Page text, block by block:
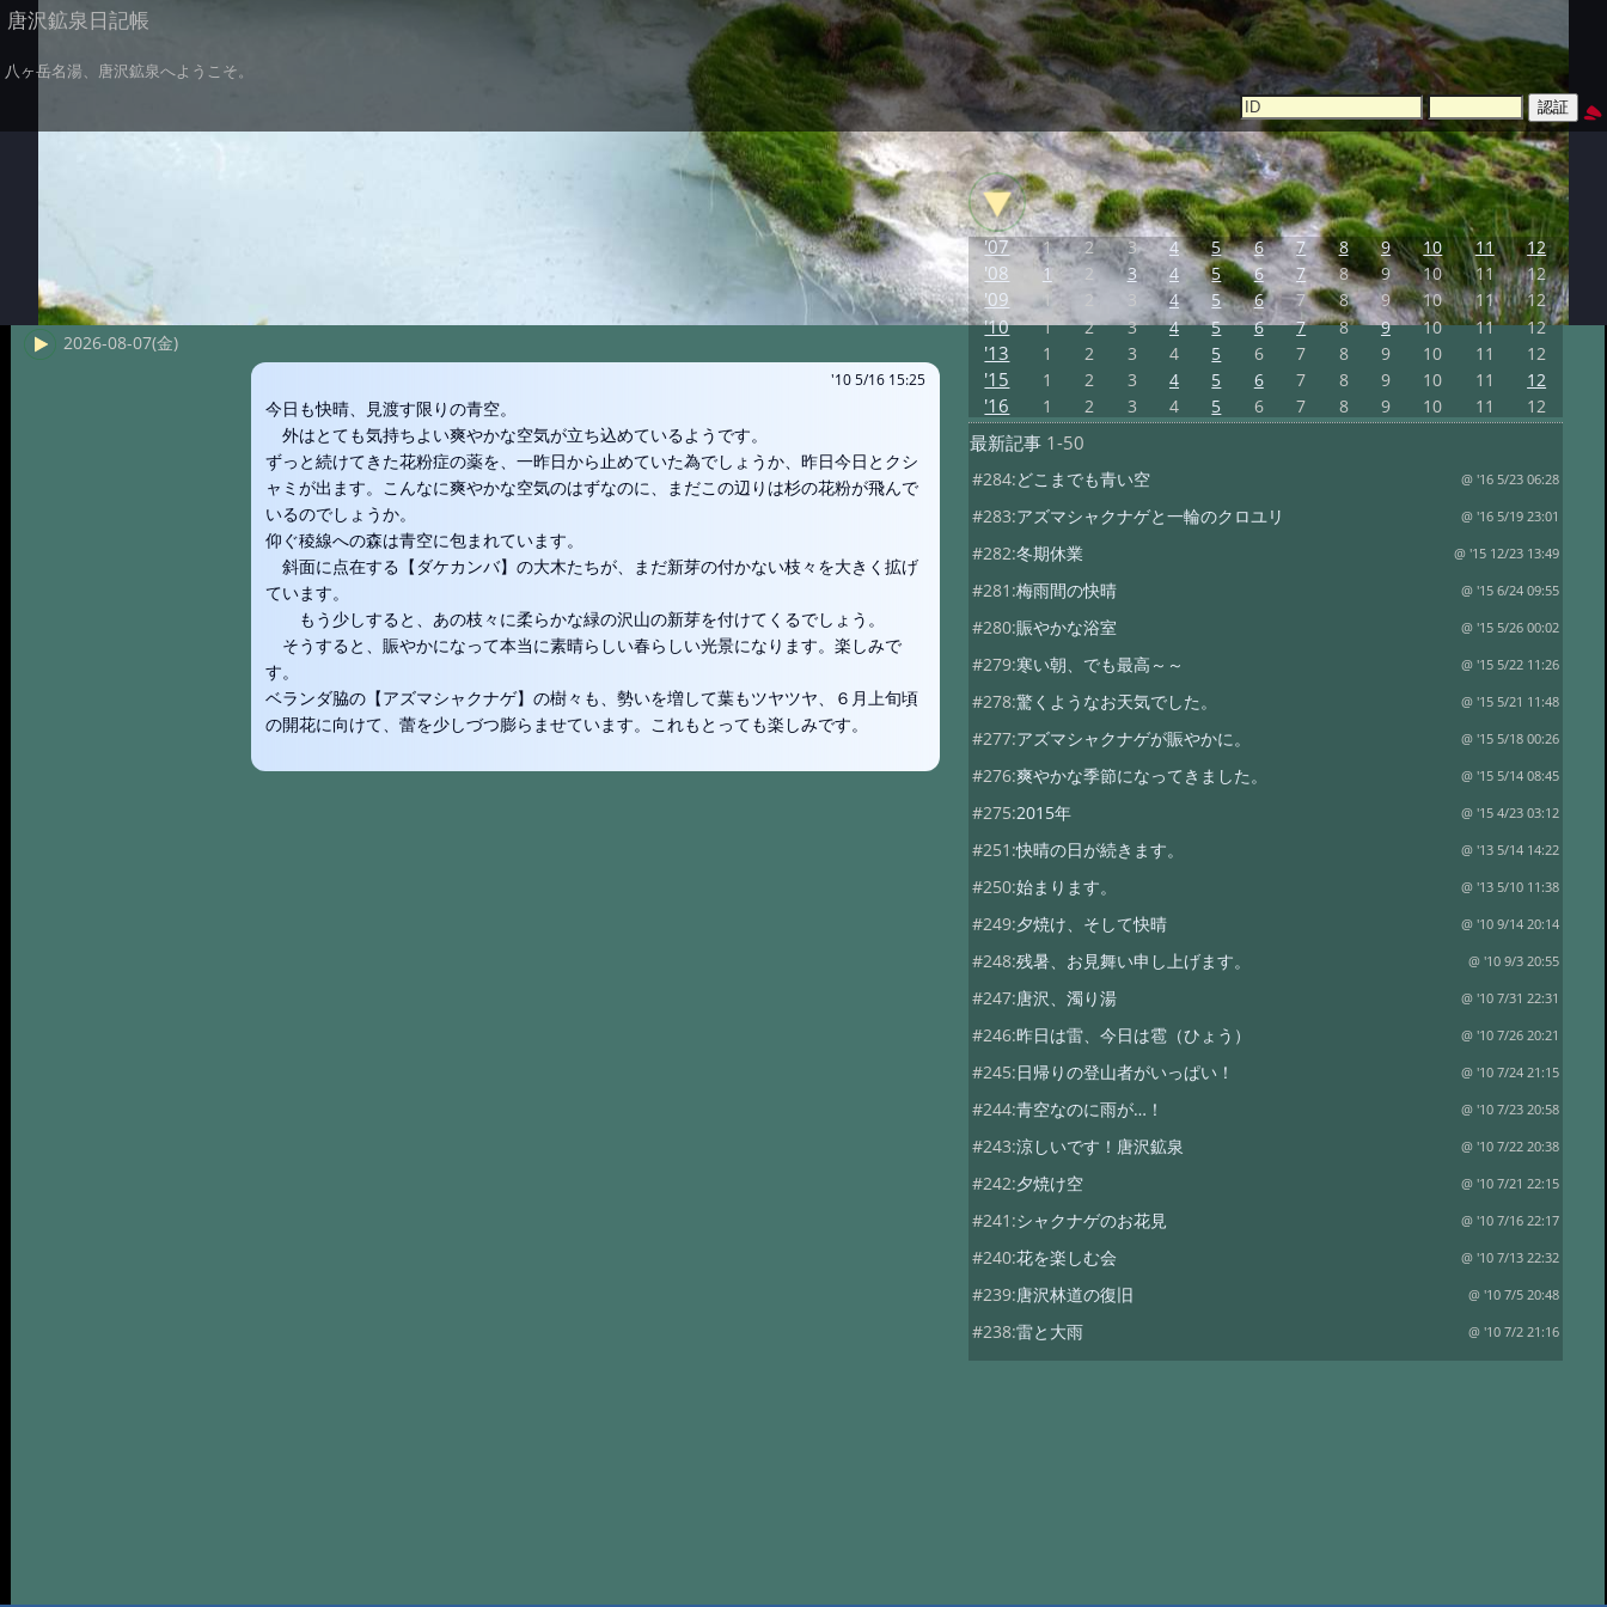
唐沢鉱泉日記帳
八ヶ岳名湯、唐沢鉱泉へようこそ。
2026-08-07(金)
'10 5/16 15:25
今日も快晴、見渡す限りの青空。
外はとても気持ちよい爽やかな空気が立ち込めているようです。
ずっと続けてきた花粉症の薬を、一昨日から止めていた為でしょうか、昨日今日とクシ
ャミが出ます。こんなに爽やかな空気のはずなのに、まだこの辺りは杉の花粉が飛んで
いるのでしょうか。
仰ぐ稜線への森は青空に包まれています。
斜面に点在する【ダケカンバ】の大木たちが、まだ新芽の付かない枝々を大きく拡げ
ています。
もう少しすると、あの枝々に柔らかな緑の沢山の新芽を付けてくるでしょう。
そうすると、賑やかになって本当に素晴らしい春らしい光景になります。楽しみで
す。
ベランダ脇の【アズマシャクナゲ】の樹々も、勢いを増して葉もツヤツヤ、６月上旬頃
の開花に向けて、蕾を少しづつ膨らませています。これもとっても楽しみです。
'07 1 2 3 4 5 6 7 8 9 10 11 12
'08 1 2 3 4 5 6 7 8 9 10 11 12
'09 1 2 3 4 5 6 7 8 9 10 11 12
'10 1 2 3 4 5 6 7 8 9 10 11 12
'13 1 2 3 4 5 6 7 8 9 10 11 12
'15 1 2 3 4 5 6 7 8 9 10 11 12
'16 1 2 3 4 5 6 7 8 9 10 11 12
最新記事1-50
#284:どこまでも青い空 @ '16 5/23 06:28
#283:アズマシャクナゲと一輪のクロユリ @ '16 5/19 23:01
#282:冬期休業 @ '15 12/23 13:49
#281:梅雨間の快晴 @ '15 6/24 09:55
#280:賑やかな浴室 @ '15 5/26 00:02
#279:寒い朝、でも最高～～ @ '15 5/22 11:26
#278:驚くようなお天気でした。 @ '15 5/21 11:48
#277:アズマシャクナゲが賑やかに。 @ '15 5/18 00:26
#276:爽やかな季節になってきました。 @ '15 5/14 08:45
#275:2015年 @ '15 4/23 03:12
#251:快晴の日が続きます。 @ '13 5/14 14:22
#250:始まります。 @ '13 5/10 11:38
#249:夕焼け、そして快晴 @ '10 9/14 20:14
#248:残暑、お見舞い申し上げます。 @ '10 9/3 20:55
#247:唐沢、濁り湯 @ '10 7/31 22:31
#246:昨日は雷、今日は雹（ひょう） @ '10 7/26 20:21
#245:日帰りの登山者がいっぱい！ @ '10 7/24 21:15
#244:青空なのに雨が…！ @ '10 7/23 20:58
#243:涼しいです！唐沢鉱泉 @ '10 7/22 20:38
#242:夕焼け空 @ '10 7/21 22:15
#241:シャクナゲのお花見 @ '10 7/16 22:17
#240:花を楽しむ会 @ '10 7/13 22:32
#239:唐沢林道の復旧 @ '10 7/5 20:48
#238:雷と大雨 @ '10 7/2 21:16
#237:今日はスターチス。